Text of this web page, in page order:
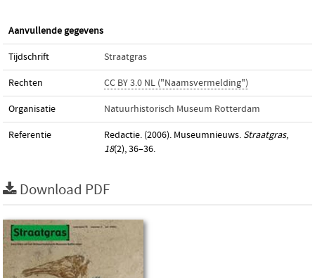
Aanvullende gegevens
Tijdschrift Straatgras
Rechten CC BY 3.0 NL ("Naamsvermelding")
Organisatie Natuurhistorisch Museum Rotterdam
Referentie Redactie. (2006). Museumnieuws. Straatgras,
18(2), 36–36.
Download PDF